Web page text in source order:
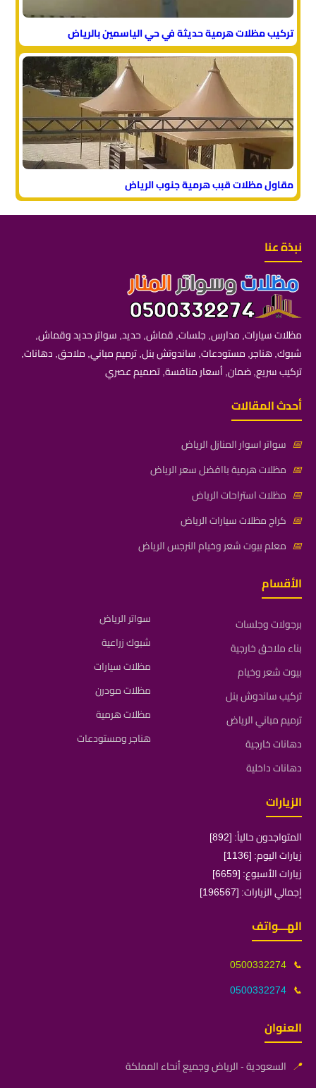
تركيب مظلات هرمية حديثة في حي الياسمين بالرياض
مقاول مظلات قبب هرمية جنوب الرياض
نبذة عنا
مظلات سيارات, مدارس, جلسات, قماش, حديد, سواتر حديد وقماش,
شبوك, هناجر, مستودعات, ساندوتش بنل, ترميم مباني, ملاحق, دهانات,
تركيب سريع, ضمان, أسعار منافسة, تصميم عصري
أحدث المقالات
📅 سواتر اسوار المنازل الرياض
📅 مظلات هرمية باافضل سعر الرياض
📅 مظلات استراحات الرياض
📅 كراج مظلات سيارات الرياض
📅 معلم بيوت شعر وخيام النرجس الرياض
الأقسام
برجولات وجلسات
بناء ملاحق خارجية
بيوت شعر وخيام
تركيب ساندوش بنل
ترميم مباني الرياض
دهانات خارجية
دهانات داخلية
سواتر الرياض
شبوك زراعية
مظلات سيارات
مظلات مودرن
مظلات هرمية
هناجر ومستودعات
الزيارات
المتواجدون حالياً: [892]
زيارات اليوم: [1136]
زيارات الأسبوع: [6659]
إجمالي الزيارات: [196567]
الهـــواتف
📞
0500332274
📞
0500332274
العنوان
📍 السعودية - الرياض وجميع أنحاء المملكة